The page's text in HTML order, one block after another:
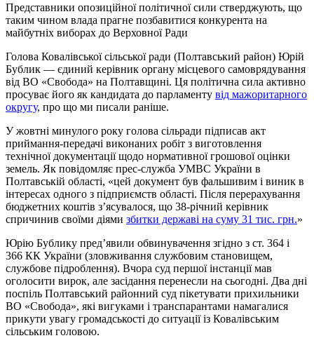
Представники опозиційної політичної сили стверджують, що
таким чином влада прагне позбавитися конкурента на
майбутніх виборах до Верховної Ради
Голова Ковалівської сільської ради (Полтавський район) Юрій
Бублик — єдиний керівник органу місцевого самоврядування
від ВО «Свобода» на Полтавщині. Ця політична сила активно
просуває його як кандидата до парламенту від мажоритарного
округу, про що ми писали раніше.
У жовтні минулого року голова сільради підписав акт
приймання-передачі виконаних робіт з виготовлення
технічної документації щодо нормативної грошової оцінки
земель. Як повідомляє прес-служба УМВС України в
Полтавській області, «цей документ був фальшивим і виник в
інтересах одного з підприємств області. Після перерахування
бюджетних коштів з’ясувалося, що 38-річний керівник
спричинив своїми діями збитки державі на суму 31 тис. грн.»
Юрію Бублику пред’явили обвинувачення згідно з ст. 364 і
366 КК України (зловживання службовим становищем,
службове підроблення). Вчора суд першої інстанції мав
оголосити вирок, але засідання перенесли на сьогодні. Два дні
поспіль Полтавський районний суд пікетувати прихильники
ВО «Свобода», які вигуками і транспарантами намагалися
прикути увагу громадськості до ситуації із Ковалівським
сільським головою.